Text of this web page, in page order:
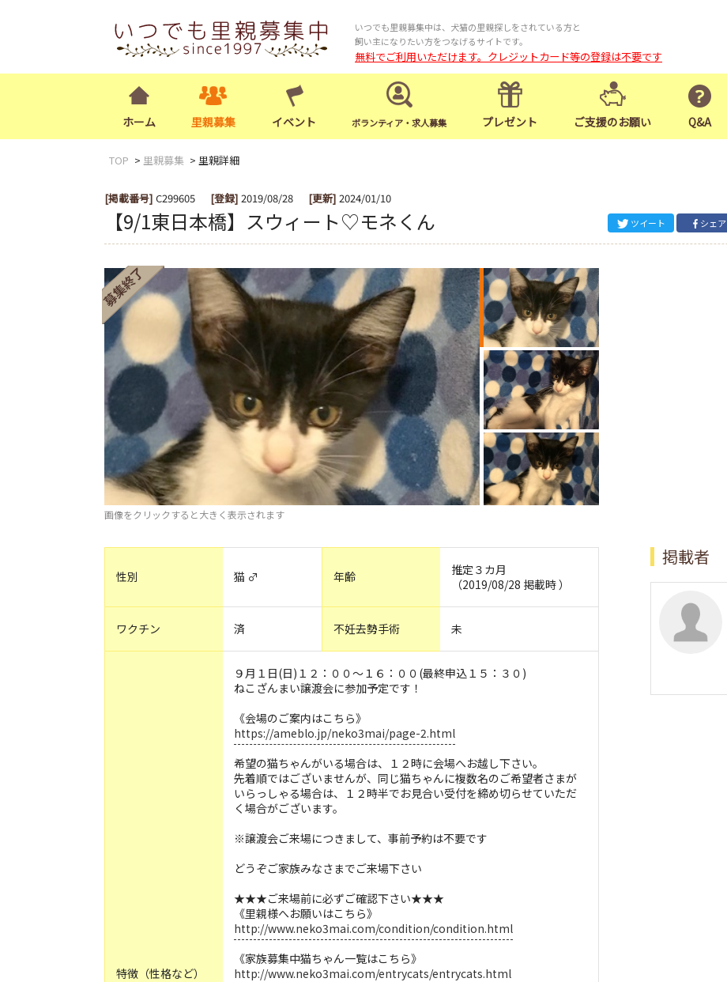
いつでも里親募集中は、犬猫の里親探しをされている方と
飼い主になりたい方をつなげるサイトです。
無料でご利用いただけます。クレジットカード等の登録は不要です
ホーム 里親募集 イベント ボランティア・求人募集 プレゼント ご支援のお願い Q&A
TOP 里親募集 里親詳細
[掲載番号] C299605 [登録] 2019/08/28 [更新] 2024/01/10
【9/1東日本橋】スウィート♡モネくん ツイート シェア
画像をクリックすると大きく表示されます
性別 猫 ♂ 年齢
推定３カ月
（2019/08/28 掲載時 ）
ワクチン 済 不妊去勢手術 未
特徴（性格など）
９月１日(日)１２：００～１６：００(最終申込１５：３０)
ねこざんまい譲渡会に参加予定です！
《会場のご案内はこちら》
https://ameblo.jp/neko3mai/page-2.html
希望の猫ちゃんがいる場合は、１２時に会場へお越し下さい。
先着順ではございませんが、同じ猫ちゃんに複数名のご希望者さまが
いらっしゃる場合は、１２時半でお見合い受付を締め切らせていただ
く場合がございます。
※譲渡会ご来場につきまして、事前予約は不要です
どうぞご家族みなさまでご来場下さい
★★★ご来場前に必ずご確認下さい★★★
《里親様へお願いはこちら》
http://www.neko3mai.com/condition/condition.html
《家族募集中猫ちゃん一覧はこちら》
http://www.neko3mai.com/entrycats/entrycats.html
掲載者